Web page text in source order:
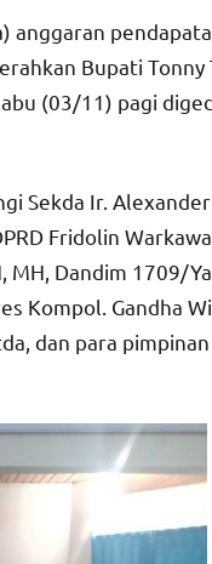
anggaran
Bupati Tonny
(03/11) pagi
Sekda Ir.
Fridolin
MH, Dandim 1709/
Kompol. Gandha
dan para